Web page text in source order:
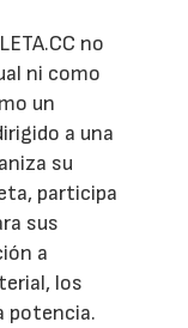
no
ni como
un
a una
su
participa
sus
a
los
potencia.